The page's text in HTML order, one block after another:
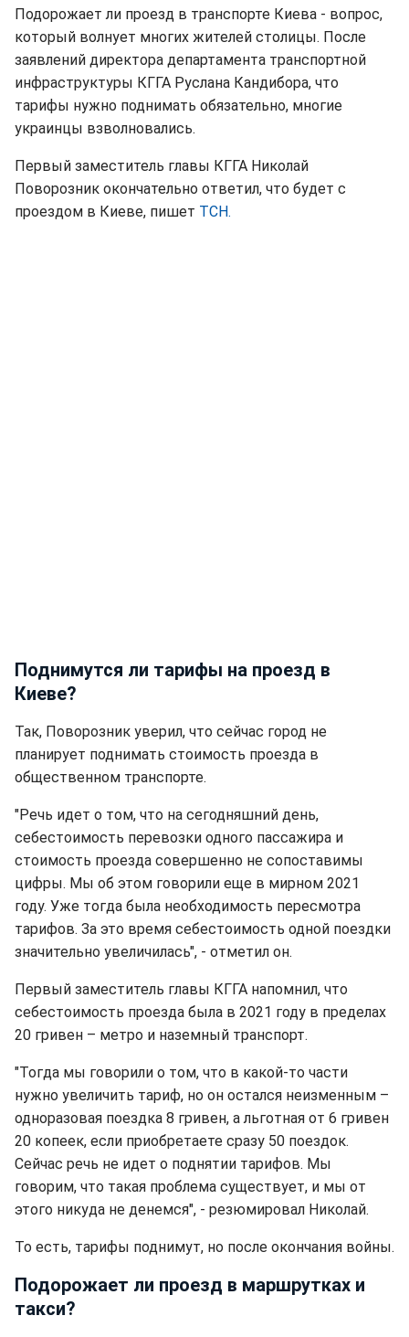
Подорожает ли проезд в транспорте Киева - вопрос,
который волнует многих жителей столицы. После
заявлений директора департамента транспортной
инфраструктуры КГГА Руслана Кандибора, что
тарифы нужно поднимать обязательно, многие
украинцы взволновались.
Первый заместитель главы КГГА Николай
Поворозник окончательно ответил, что будет с
проездом в Киеве, пишет ТСН.
Поднимутся ли тарифы на проезд в
Киеве?
Так, Поворозник уверил, что сейчас город не
планирует поднимать стоимость проезда в
общественном транспорте.
"Речь идет о том, что на сегодняшний день,
себестоимость перевозки одного пассажира и
стоимость проезда совершенно не сопоставимы
цифры. Мы об этом говорили еще в мирном 2021
году. Уже тогда была необходимость пересмотра
тарифов. За это время себестоимость одной поездки
значительно увеличилась", - отметил он.
Первый заместитель главы КГГА напомнил, что
себестоимость проезда была в 2021 году в пределах
20 гривен – метро и наземный транспорт.
"Тогда мы говорили о том, что в какой-то части
нужно увеличить тариф, но он остался неизменным –
одноразовая поездка 8 гривен, а льготная от 6 гривен
20 копеек, если приобретаете сразу 50 поездок.
Сейчас речь не идет о поднятии тарифов. Мы
говорим, что такая проблема существует, и мы от
этого никуда не денемся", - резюмировал Николай.
То есть, тарифы поднимут, но после окончания войны.
Подорожает ли проезд в маршрутках и
такси?